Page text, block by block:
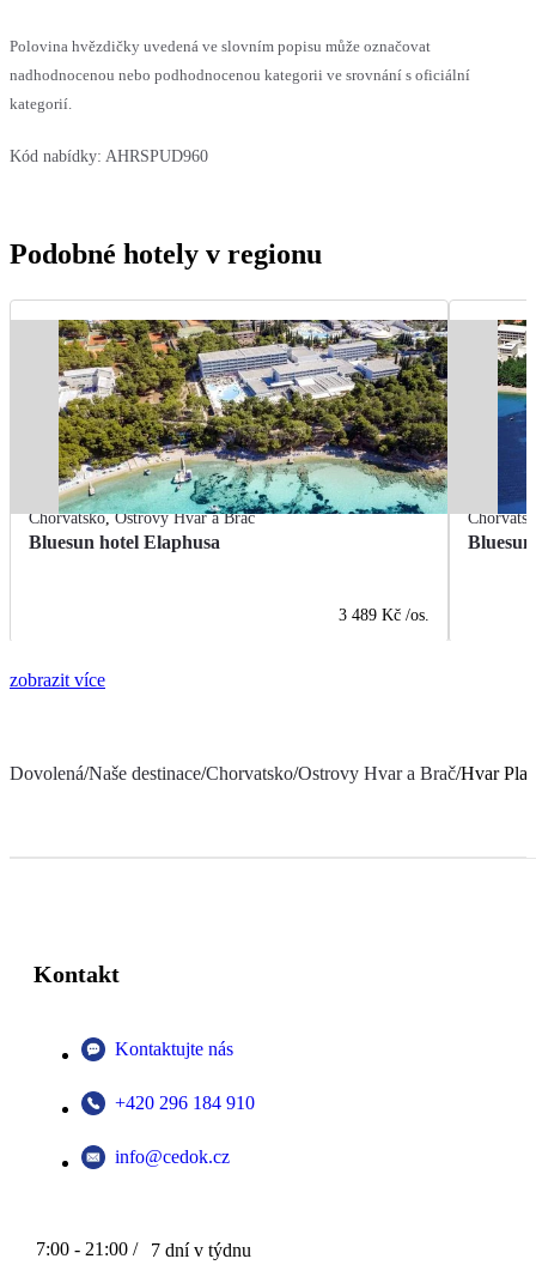
Polovina hvězdičky uvedená ve slovním popisu může označovat
nadhodnocenou nebo podhodnocenou kategorii ve srovnání s oficiální
kategorií.
Kód nabídky: AHRSPUD960
Podobné hotely v regionu
Chorvatsko,Ostrovy Hvar a Brač
Bluesun hotel Elaphusa
3 489 Kč /os.
zobrazit více
Dovolená/Naše destinace/Chorvatsko/Ostrovy Hvar a Brač/Hvar
Kontakt
Kontaktujte nás
+420 296 184 910
info@cedok.cz
7:00 - 21:00 / 7 dní v týdnu